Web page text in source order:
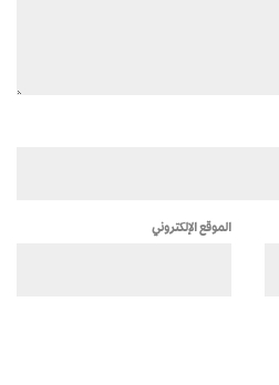
الموقع الإلكتروني